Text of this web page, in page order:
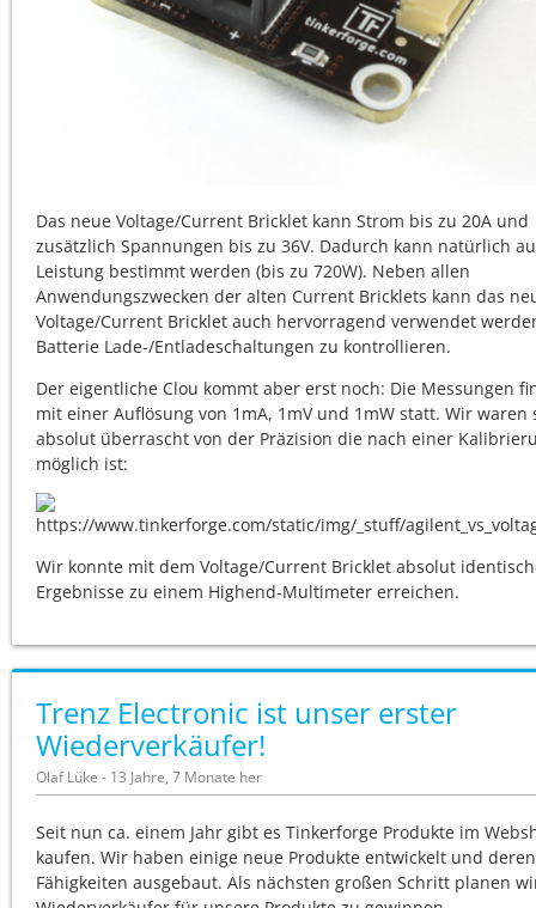
Das neue Voltage/Current Bricklet kann Strom bis zu 20A und
zusätzlich Spannungen bis zu 36V. Dadurch kann natürlich
Leistung bestimmt werden (bis zu 720W). Neben allen
Anwendungszwecken der alten Current Bricklets kann das
Voltage/Current Bricklet auch hervorragend verwendet
Batterie Lade-/Entladeschaltungen zu kontrollieren.
Der eigentliche Clou kommt aber erst noch: Die Messungen
mit einer Auflösung von 1mA, 1mV und 1mW statt. Wir waren
absolut überrascht von der Präzision die nach einer
möglich ist:
Wir konnte mit dem Voltage/Current Bricklet absolut
Ergebnisse zu einem Highend-Multimeter erreichen.
Trenz Electronic ist unser erster
Wiederverkäufer!
Olaf Lüke - 13 Jahre, 7 Monate her
Seit nun ca. einem Jahr gibt es Tinkerforge Produkte im
kaufen. Wir haben einige neue Produkte entwickelt und deren
Fähigkeiten ausgebaut. Als nächsten großen Schritt planen